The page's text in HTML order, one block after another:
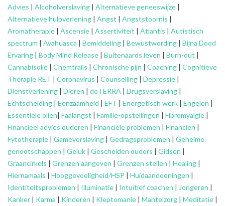
Advies | Alcoholverslaving | Alternatieve geneeswijze |
Alternatieve hulpverlening | Angst | Angststoornis |
Aromatherapie | Ascensie | Assertiviteit | Atlantis | Autistisch
spectrum | Ayahuasca | Bemiddeling | Bewustwording | Bijna Dood
Ervaring | Body Mind Release | Buitenaards leven | Burn-out |
Cannabisolie | Chemtrails | Chronische pijn | Coaching | Cognitieve
Therapie RET | Coronavirus | Counselling | Depressie |
Dienstverlening | Dieren | doTERRA | Drugsverslaving |
Echtscheiding | Eenzaamheid | EFT | Energetisch werk | Engelen |
Essentiële oliën| Faalangst | Familie-opstellingen | Fibromyalgie |
Financieel advies ouderen | Financiële problemen | Financiën |
Fytotherapie | Gameverslaving | Gedragsproblemen | Geheime
genootschappen | Geluk | Gescheiden ouders | Gidsen |
Graancirkels | Grenzen aangeven | Grenzen stellen | Healing |
Hiernamaals | Hooggevoeligheid/HSP | Huidaandoeningen |
Identiteitsproblemen | Illuminatie | Intuïtief coachen | Jongeren |
Kanker | Karma | Kinderen | Kleptomanie | Mantelzorg | Meditatie |